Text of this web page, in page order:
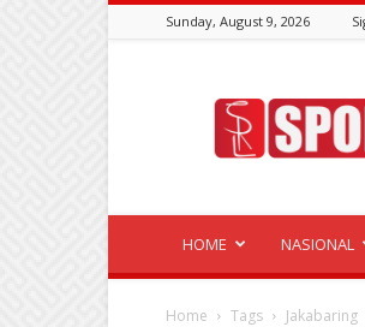
Sunday, August 9, 2026
HOME NASIONAL
Home Tags Jakabaring